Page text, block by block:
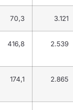
70,3 3.121
416,8 2.539
174,1 2.865